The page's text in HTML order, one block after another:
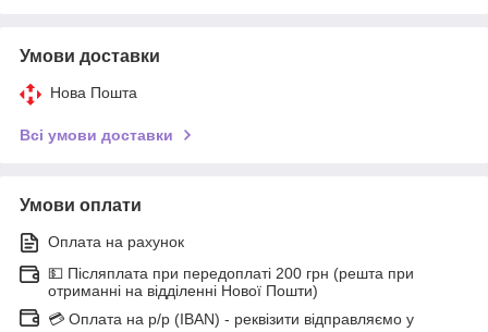
Умови доставки
Нова Пошта
Всі умови доставки
Умови оплати
Оплата на рахунок
💵 Післяплата при передоплаті 200 грн (решта при
отриманні на відділенні Нової Пошти)
💳 Оплата на р/р (IBAN) - реквізити відправляємо у